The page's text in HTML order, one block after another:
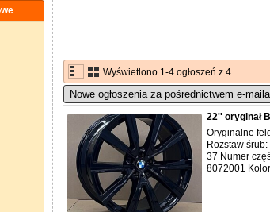
Wyświetlono 1-4 ogłoszeń z 4
Nowe ogłoszenia za pośrednictwem e-maila
22'' oryginał
Oryginalne
Rozstaw
37 Numer
8072001